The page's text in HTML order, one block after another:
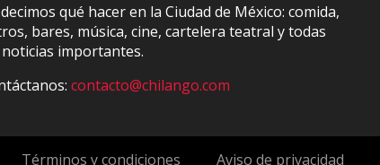
qué hacer en la Ciudad de México: comida,
bares, música, cine, cartelera teatral y todas
noticias importantes.
contacto@chilango.com
Términos y condiciones Aviso de privacidad